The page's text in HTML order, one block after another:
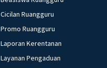
Cicilan Ruangguru
Promo Ruangguru
Laporan Kerentanan
Layanan Pengaduan